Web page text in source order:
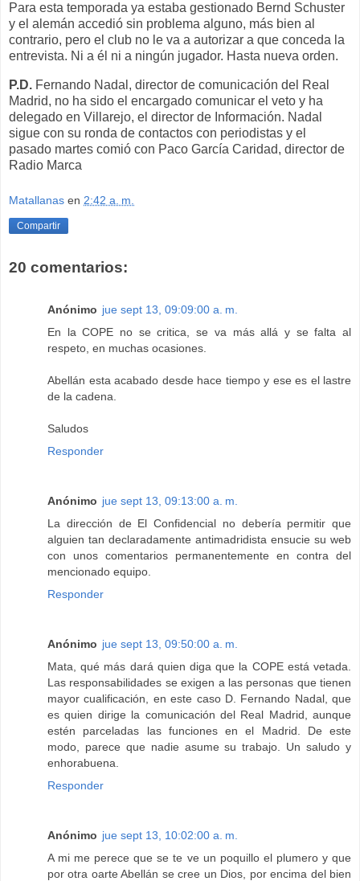
Para esta temporada ya estaba gestionado Bernd Schuster
y el alemán accedió sin problema alguno, más bien al
contrario, pero el club no le va a autorizar a que conceda la
entrevista. Ni a él ni a ningún jugador. Hasta nueva orden.
P.D. Fernando Nadal, director de comunicación del Real
Madrid, no ha sido el encargado comunicar el veto y ha
delegado en Villarejo, el director de Información. Nadal
sigue con su ronda de contactos con periodistas y el
pasado martes comió con Paco García Caridad, director de
Radio Marca
Matallanas en 2:42 a. m.
Compartir
20 comentarios:
Anónimo jue sept 13, 09:09:00 a. m.
En la COPE no se critica, se va más allá y se falta al
respeto, en muchas ocasiones.
Abellán esta acabado desde hace tiempo y ese es el lastre
de la cadena.
Saludos
Responder
Anónimo jue sept 13, 09:13:00 a. m.
La dirección de El Confidencial no debería permitir que
alguien tan declaradamente antimadridista ensucie su web
con unos comentarios permanentemente en contra del
mencionado equipo.
Responder
Anónimo jue sept 13, 09:50:00 a. m.
Mata, qué más dará quien diga que la COPE está vetada.
Las responsabilidades se exigen a las personas que tienen
mayor cualificación, en este caso D. Fernando Nadal, que
es quien dirige la comunicación del Real Madrid, aunque
estén parceladas las funciones en el Madrid. De este
modo, parece que nadie asume su trabajo. Un saludo y
enhorabuena.
Responder
Anónimo jue sept 13, 10:02:00 a. m.
A mi me perece que se te ve un poquillo el plumero y que
por otra oarte Abellán se cree un Dios, por encima del bien